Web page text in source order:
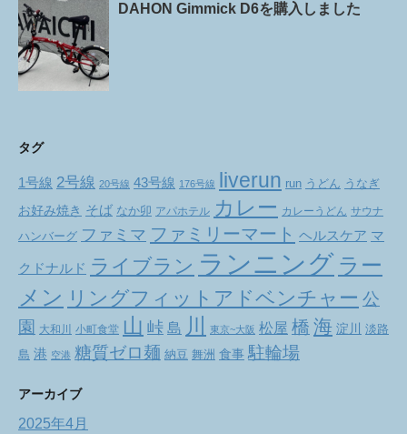
DAHON Gimmick D6を購入しました
タグ
1号線 2号線 20号線 43号線 176号線 liverun run うどん うなぎ
お好み焼き そば なか卯 アパホテル カレー カレーうどん サウナ
ハンバーグ ファミマ ファミリーマート ヘルスケア マ
クドナルド ライブラン ランニング ラー
メン リングフィットアドベンチャー 公
園
大和川 小町食堂 山 峠 島 川 東京~大阪 松屋 橋 海 淀川
淡路
島 港 空港 糖質ゼロ麺 納豆 舞洲 食事 駐輪場
アーカイブ
2025年4月